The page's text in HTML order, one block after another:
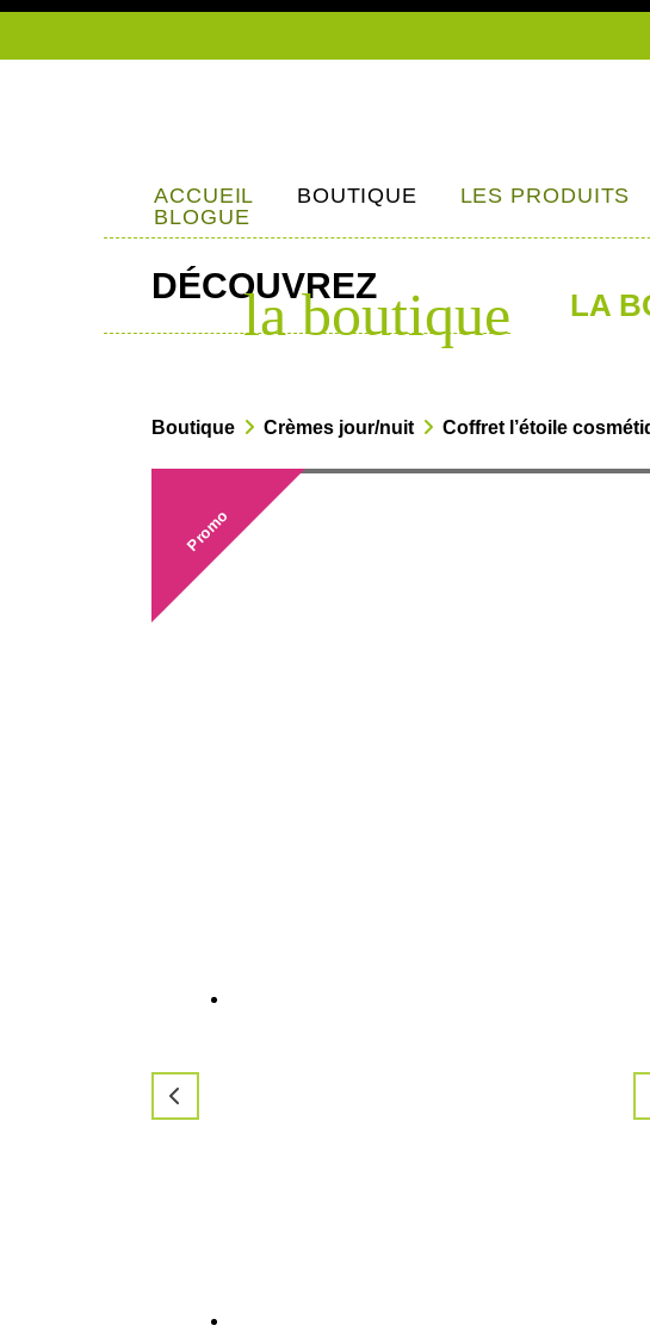
ACCUEIL BOUTIQUE LES PRODUITS
BLOGUE
DÉCOUVREZ
la boutique LA
Boutique Crèmes jour/nuit Coffret l’étoile
Promo